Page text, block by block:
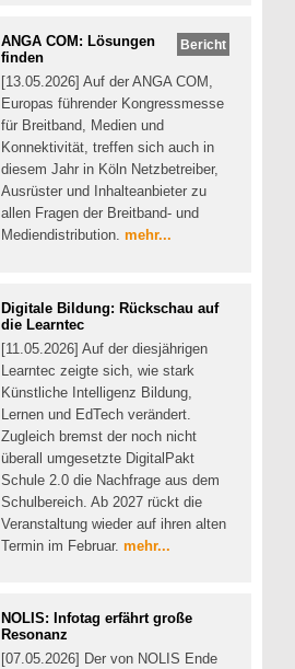
Bericht
ANGA COM: Lösungen
finden
[13.05.2026] Auf der ANGA COM,
Europas führender Kongressmesse
für Breitband, Medien und
Konnektivität, treffen sich auch in
diesem Jahr in Köln Netzbetreiber,
Ausrüster und Inhalteanbieter zu
allen Fragen der Breitband- und
Mediendistribution. mehr...
Digitale Bildung: Rückschau auf
die Learntec
[11.05.2026] Auf der diesjährigen
Learntec zeigte sich, wie stark
Künstliche Intelligenz Bildung,
Lernen und EdTech verändert.
Zugleich bremst der noch nicht
überall umgesetzte DigitalPakt
Schule 2.0 die Nachfrage aus dem
Schulbereich. Ab 2027 rückt die
Veranstaltung wieder auf ihren alten
Termin im Februar. mehr...
NOLIS: Infotag erfährt große
Resonanz
[07.05.2026] Der von NOLIS Ende